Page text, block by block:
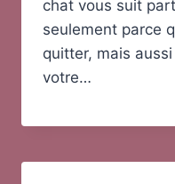
chat vous suit
seulement parce
quitter, mais
votre…